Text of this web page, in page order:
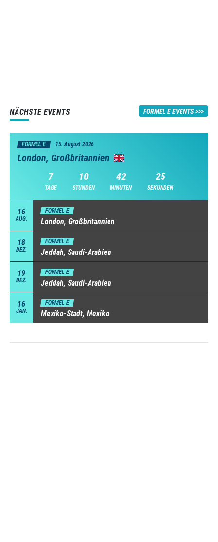
NÄCHSTE EVENTS FORMEL E EVENTS
FORMEL E 15. August 2026
London, Großbritannien
7
TAGE
10
STUNDEN
42
MINUTEN
24
SEKUNDEN
16
AUG.
FORMEL E
London, Großbritannien
18
DEZ.
FORMEL E
Jeddah, Saudi-Arabien
19
DEZ.
FORMEL E
Jeddah, Saudi-Arabien
16
JAN.
FORMEL E
Mexiko-Stadt, Mexiko